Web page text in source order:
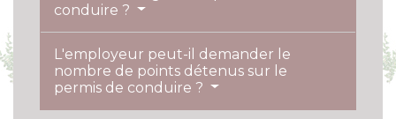
conduire ?
L'employeur peut-il demander le
nombre de points détenus sur le
permis de conduire ?